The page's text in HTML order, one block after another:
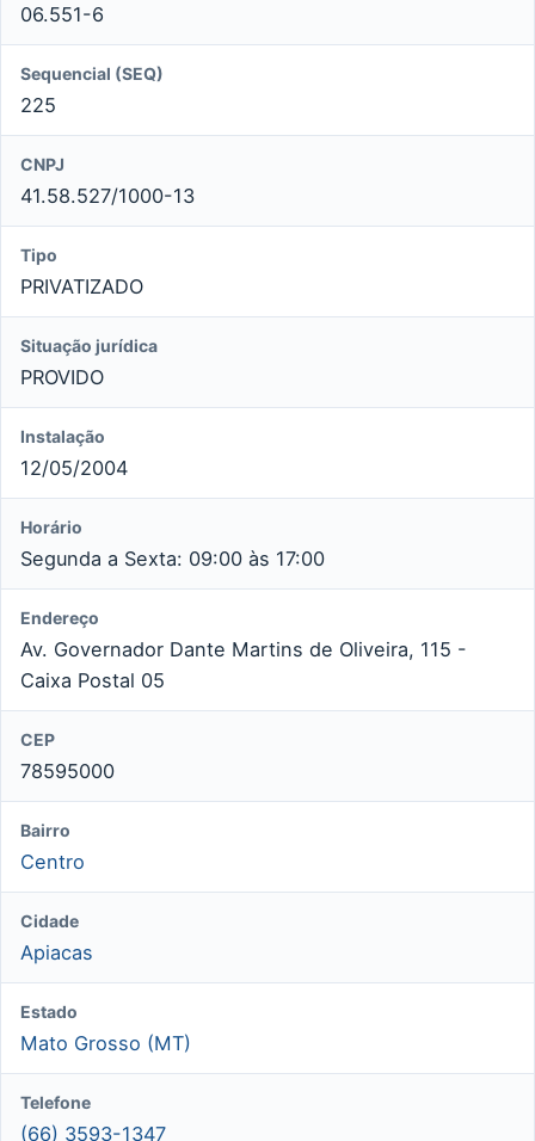
06.551-6
Sequencial (SEQ)
225
CNPJ
41.58.527/1000-13
Tipo
PRIVATIZADO
Situação jurídica
PROVIDO
Instalação
12/05/2004
Horário
Segunda a Sexta: 09:00 às 17:00
Endereço
Av. Governador Dante Martins de Oliveira, 115 -
Caixa Postal 05
CEP
78595000
Bairro
Centro
Cidade
Apiacas
Estado
Mato Grosso (MT)
Telefone
(66) 3593-1347